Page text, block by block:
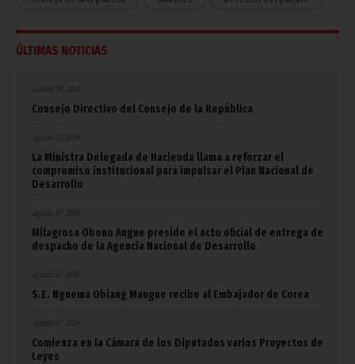
ÚLTIMAS NOTICIAS
agosto 08, 2026
Consejo Directivo del Consejo de la República
agosto 07, 2026
La Ministra Delegada de Hacienda llama a reforzar el
compromiso institucional para impulsar el Plan Nacional de
Desarrollo
agosto 07, 2026
Milagrosa Obono Angue preside el acto oficial de entrega de
despacho de la Agencia Nacional de Desarrollo
agosto 07, 2026
S.E. Nguema Obiang Mangue recibe al Embajador de Corea
agosto 07, 2026
Comienza en la Cámara de los Diputados varios Proyectos de
Leyes